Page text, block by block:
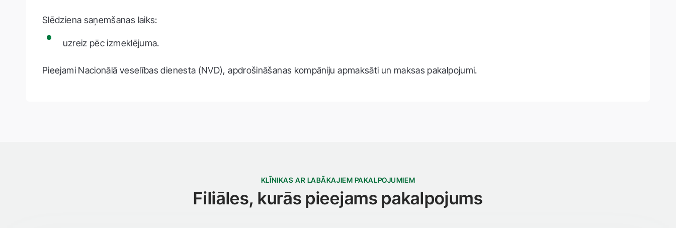
Slēdziena saņemšanas laiks:
uzreiz pēc izmeklējuma.
Pieejami Nacionālā veselības dienesta (NVD), apdrošināšanas kompāniju apmaksāti un maksas pakalpojumi.
KLĪNIKAS AR LABĀKAJIEM PAKALPOJUMIEM
Filiāles, kurās pieejams pakalpojums